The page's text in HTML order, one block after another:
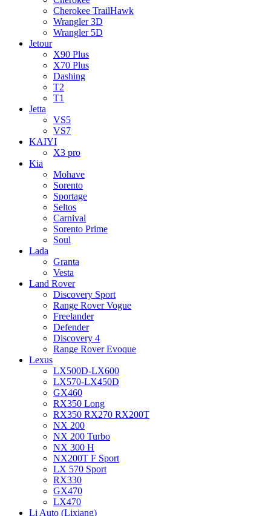
Cherokee TrailHawk
Wrangler 3D
Wrangler 5D
Jetour
X90 Plus
X70 Plus
Dashing
T2
T1
Jetta
VS5
VS7
KAIYI
X3 pro
Kia
Mohave
Sorento
Sportage
Seltos
Carnival
Sorento Prime
Soul
Lada
Granta
Vesta
Land Rover
Discovery Sport
Range Rover Vogue
Freelander
Defender
Discovery 4
Range Rover Evoque
Lexus
LX500D-LX600
LX570-LX450D
GX460
RX350 Long
RX350 RX270 RX200T
NX 200
NX 200 Turbo
NX 300 H
NX200T F Sport
LX 570 Sport
RX330
GX470
LX470
Li Auto (Lixiang)